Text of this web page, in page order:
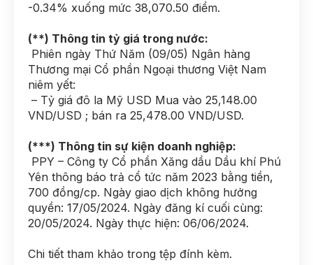
-0.34% xuống mức 38,070.50 điểm.
(**) Thông tin tỷ giá trong nước:
Phiên ngày Thứ Năm (09/05) Ngân hàng
Thương mại Cổ phần Ngoại thương Việt Nam
niêm yết:
– Tỷ giá đô la Mỹ USD Mua vào 25,148.00
VND/USD ; bán ra 25,478.00 VND/USD.
(***) Thông tin sự kiện doanh nghiệp:
PPY – Công ty Cổ phần Xăng dầu Dầu khí Phú
Yên thông báo trả cổ tức năm 2023 bằng tiền,
700 đồng/cp. Ngày giao dịch không hưởng
quyền: 17/05/2024. Ngày đăng kí cuối cùng:
20/05/2024. Ngày thực hiện: 06/06/2024.
Chi tiết tham khảo trong tệp đính kèm.